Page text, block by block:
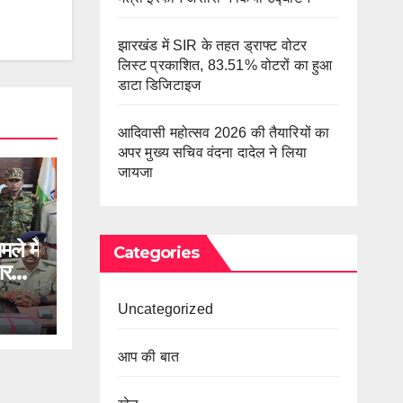
में
झारखंड में SIR के तहत ड्राफ्ट वोटर
लिस्ट प्रकाशित, 83.51% वोटरों का हुआ
डाटा डिजिटाइज
आदिवासी महोत्सव 2026 की तैयारियों का
अपर मुख्य सचिव वंदना दादेल ने लिया
जायजा
Categories
Uncategorized
आप की बात